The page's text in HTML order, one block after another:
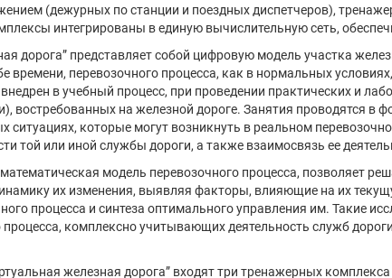
(дежурных по станции и поездных диспетчеров),
интегрированы в единую вычислительную сеть,
дорога” представляет собой цифровую модель участка
времени, перевозочного процесса, как в нормальных
в учебный процесс, при проведении практических и
востребованных на железной дороге. Занятия проводятся в
ситуациях, которые могут возникнуть в реальном
той или иной службы дороги, а также взаимосвязь ее
модель перевозочного процесса, позволяет
их изменения, выявляя факторы, влияющие на их
процесса и синтеза оптимального управления им. Такие
процесса, комплексно учитывающих деятельность служб
железная дорога” входят три тренажерных